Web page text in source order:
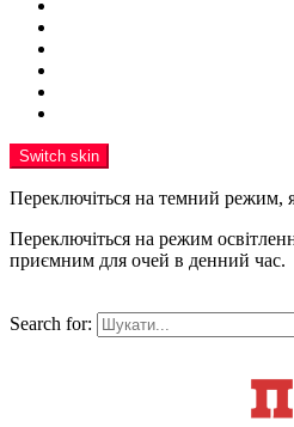
Switch skin
Переключіться на темний режим,
Переключіться на режим
приємним для очей в денний час.
Search for: